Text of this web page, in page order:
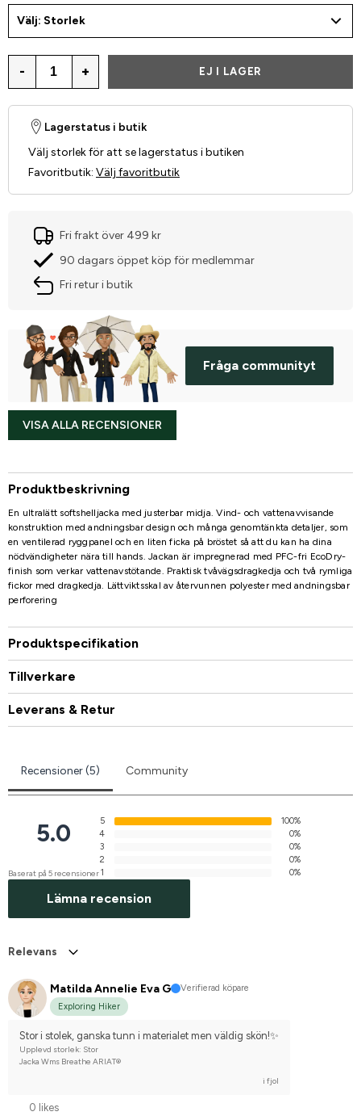
Välj: Storlek
- + EJ I LAGER
Lagerstatus i butik
Välj storlek för att se lagerstatus i butiken
Favoritbutik: Välj favoritbutik
Fri frakt över 499 kr
90 dagars öppet köp för medlemmar
Fri retur i butik
Fråga communityt
VISA ALLA RECENSIONER
Produktbeskrivning
En ultralätt softshelljacka med justerbar midja. Vind- och vattenavvisande
konstruktion med andningsbar design och många genomtänkta detaljer, som
en ventilerad ryggpanel och en liten ficka på bröstet så att du kan ha dina
nödvändigheter nära till hands. Jackan är impregnerad med PFC-fri EcoDry-
finish som verkar vattenavstötande. Praktisk tvåvägsdragkedja och två rymliga
fickor med dragkedja. Lättviktsskal av återvunnen polyester med andningsbar
perforering
Produktspecifikation
Tillverkare
Leverans & Retur
Recensioner (5) Community
5.0
Baserat på 5 recensioner
5
100%
4
0%
3
0%
2
0%
1
0%
Lämna recension
Relevans
Matilda Annelie Eva G
Verifierad köpare
Exploring Hiker
Stor i stolek, ganska tunn i materialet men väldig skön!✨
Upplevd storlek: Stor
Jacka Wms Breathe ARIAT®
i fjol
0 likes